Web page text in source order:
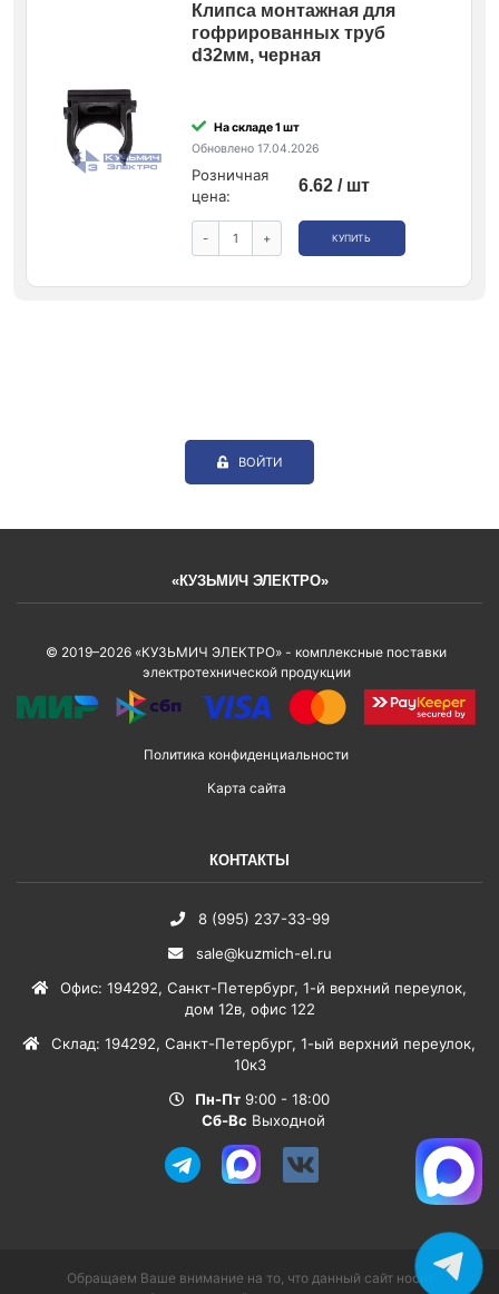
Клипса монтажная для
гофрированных труб
d32мм, черная
На складе 1 шт
Обновлено 17.04.2026
Розничная
цена:
6.62 / шт
- + КУПИТЬ
ВОЙТИ
«КУЗЬМИЧ ЭЛЕКТРО»
© 2019–2026 «КУЗЬМИЧ ЭЛЕКТРО» - комплексные поставки
электротехнической продукции
Политика конфиденциальности
Карта сайта
КОНТАКТЫ
8 (995) 237-33-99
sale@kuzmich-el.ru
Офис: 194292, Санкт-Петербург, 1-й верхний переулок,
дом 12в, офис 122
Склад: 194292, Санкт-Петербург, 1-ый верхний переулок,
10к3
Пн-Пт 9:00 - 18:00
Сб-Вс Выходной
Обращаем Ваше внимание на то, что данный сайт носит